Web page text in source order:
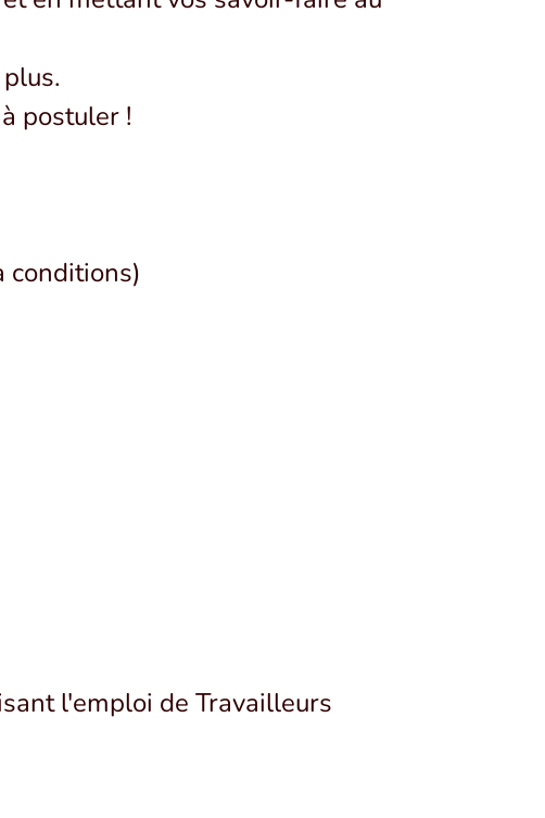
postuler !
conditions)
l'emploi de Travailleurs